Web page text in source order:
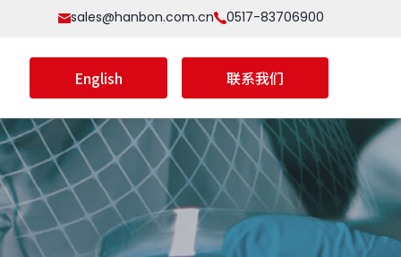
sales@hanbon.com.cn 0517-83706900
English 联系我们